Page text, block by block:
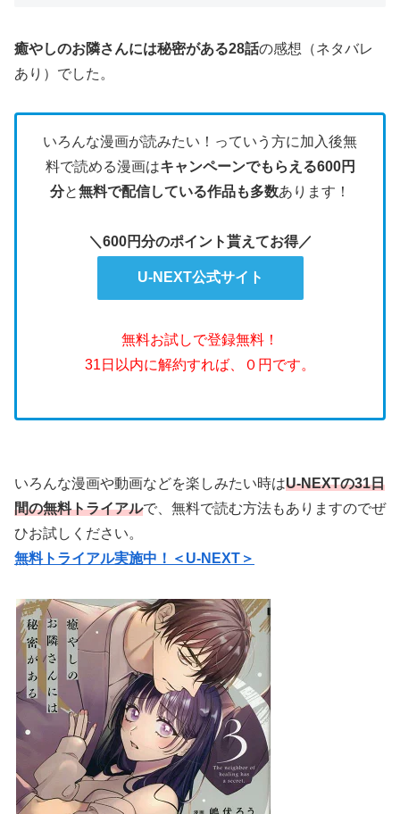
癒やしのお隣さんには秘密がある28話の感想（ネタバレ
あり）でした。
いろんな漫画が読みたい！っていう方に加入後無
料で読める漫画はキャンペーンでもらえる600円
分と無料で配信している作品も多数あります！
＼600円分のポイント貰えてお得／
U-NEXT公式サイト
無料お試しで登録無料！
31日以内に解約すれば、０円です。
いろんな漫画や動画などを楽しみたい時はU-NEXTの31日
間の無料トライアルで、無料で読む方法もありますのでぜ
ひお試しください。
無料トライアル実施中！＜U-NEXT＞